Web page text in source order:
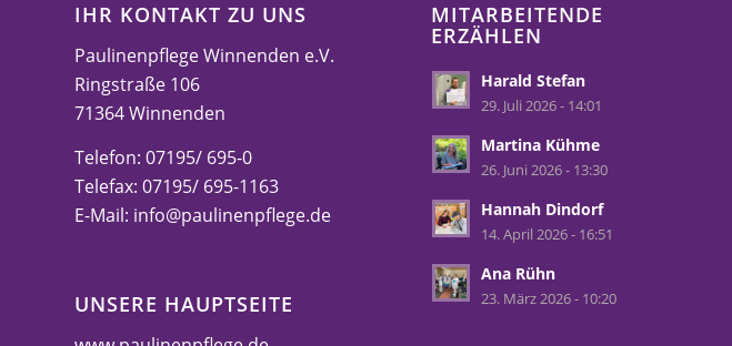
IHR KONTAKT ZU UNS
Paulinenpflege Winnenden e.V.
Ringstraße 106
71364 Winnenden
Telefon: 07195/ 695-0
Telefax: 07195/ 695-1163
E-Mail: info@paulinenpflege.de
UNSERE HAUPTSEITE
MITARBEITENDE
ERZÄHLEN
Harald Stefan
29. Juli 2026 - 14:01
Martina Kühme
26. Juni 2026 - 13:30
Hannah Dindorf
14. April 2026 - 16:51
Ana Rühn
23. März 2026 - 10:20